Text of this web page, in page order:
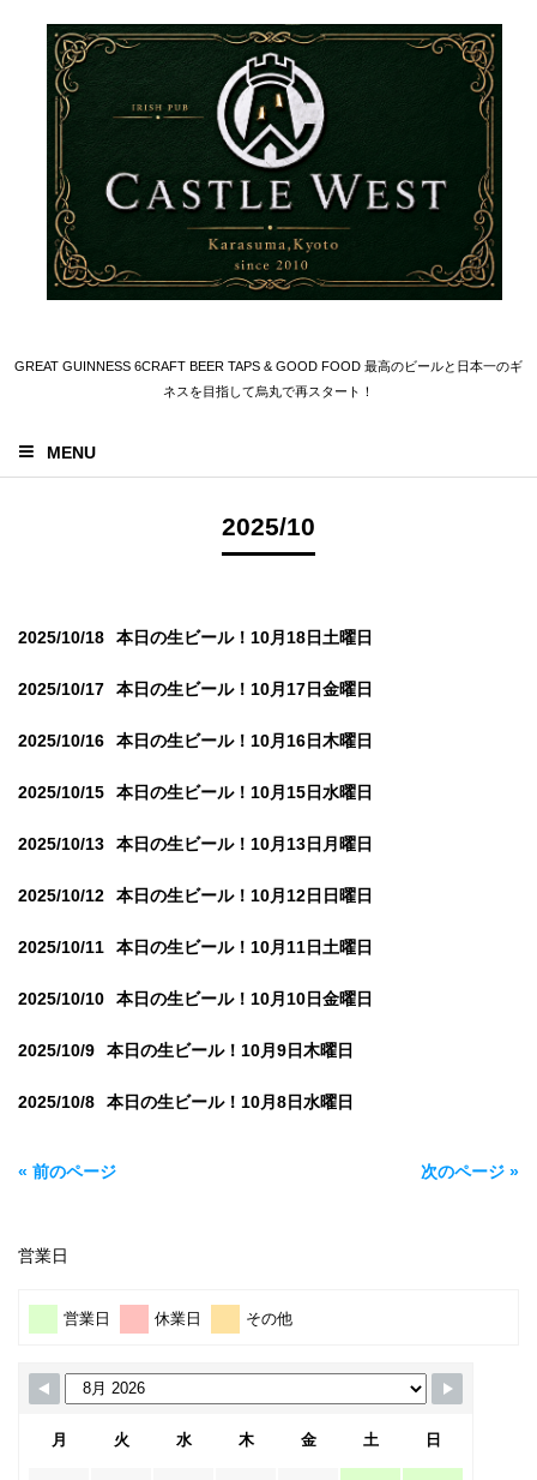
GREAT GUINNESS 6CRAFT BEER TAPS & GOOD FOOD 最高のビールと日本一のギ
ネスを目指して烏丸で再スタート！
MENU
2025/10
2025/10/18 本日の生ビール！10月18日土曜日
2025/10/17 本日の生ビール！10月17日金曜日
2025/10/16 本日の生ビール！10月16日木曜日
2025/10/15 本日の生ビール！10月15日水曜日
2025/10/13 本日の生ビール！10月13日月曜日
2025/10/12 本日の生ビール！10月12日日曜日
2025/10/11 本日の生ビール！10月11日土曜日
2025/10/10 本日の生ビール！10月10日金曜日
2025/10/9 本日の生ビール！10月9日木曜日
2025/10/8 本日の生ビール！10月8日水曜日
« 前のページ 次のページ »
営業日
営業日 休業日 その他
月 火 水 木 金 土 日